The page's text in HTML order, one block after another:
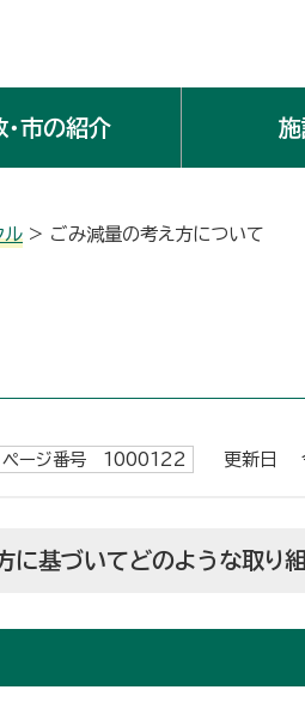
・市の紹介
ル > ごみ減量の考え方について
ページ番号 1000122 更新日
に基づいてどのような取り